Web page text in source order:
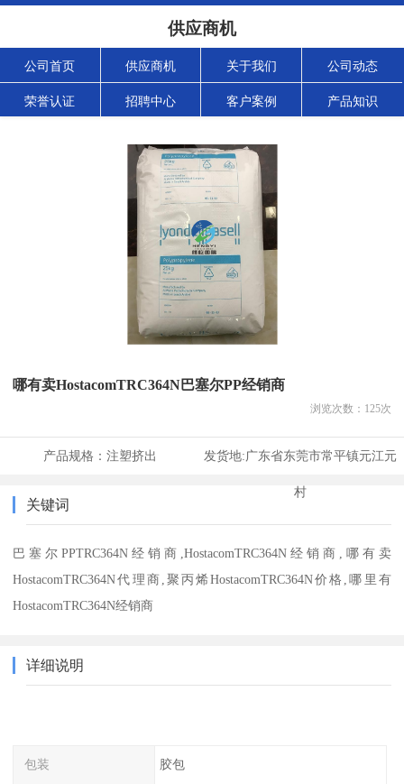
供应商机
公司首页 供应商机 关于我们 公司动态
荣誉认证 招聘中心 客户案例 产品知识
哪有卖HostacomTRC364N巴塞尔PP经销商
浏览次数： 125次
产品规格： 注塑挤出 发货地:广东省东莞市常平镇元江元
村
关键词
巴塞尔PPTRC364N经销商,HostacomTRC364N经销商,哪有卖
HostacomTRC364N代理商,聚丙烯HostacomTRC364N价格,哪里有
HostacomTRC364N经销商
详细说明
包装 胶包